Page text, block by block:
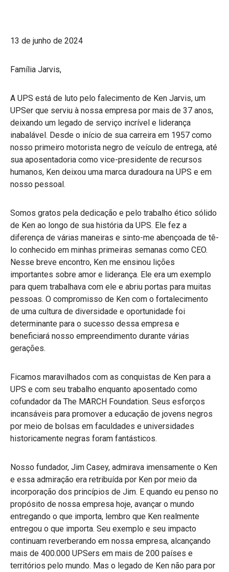
13 de junho de 2024
Família Jarvis,
A UPS está de luto pelo falecimento de Ken Jarvis, um
UPSer que serviu à nossa empresa por mais de 37 anos,
deixando um legado de serviço incrível e liderança
inabalável. Desde o início de sua carreira em 1957 como
nosso primeiro motorista negro de veículo de entrega, até
sua aposentadoria como vice-presidente de recursos
humanos, Ken deixou uma marca duradoura na UPS e em
nosso pessoal.
Somos gratos pela dedicação e pelo trabalho ético sólido
de Ken ao longo de sua história da UPS. Ele fez a
diferença de várias maneiras e sinto-me abençoada de tê-
lo conhecido em minhas primeiras semanas como CEO.
Nesse breve encontro, Ken me ensinou lições
importantes sobre amor e liderança. Ele era um exemplo
para quem trabalhava com ele e abriu portas para muitas
pessoas. O compromisso de Ken com o fortalecimento
de uma cultura de diversidade e oportunidade foi
determinante para o sucesso dessa empresa e
beneficiará nosso empreendimento durante várias
gerações.
Ficamos maravilhados com as conquistas de Ken para a
UPS e com seu trabalho enquanto aposentado como
cofundador da The MARCH Foundation. Seus esforços
incansáveis para promover a educação de jovens negros
por meio de bolsas em faculdades e universidades
historicamente negras foram fantásticos.
Nosso fundador, Jim Casey, admirava imensamente o Ken
e essa admiração era retribuída por Ken por meio da
incorporação dos princípios de Jim. E quando eu penso no
propósito de nossa empresa hoje, avançar o mundo
entregando o que importa, lembro que Ken realmente
entregou o que importa. Seu exemplo e seu impacto
continuam reverberando em nossa empresa, alcançando
mais de 400.000 UPSers em mais de 200 países e
territórios pelo mundo. Mas o legado de Ken não para por